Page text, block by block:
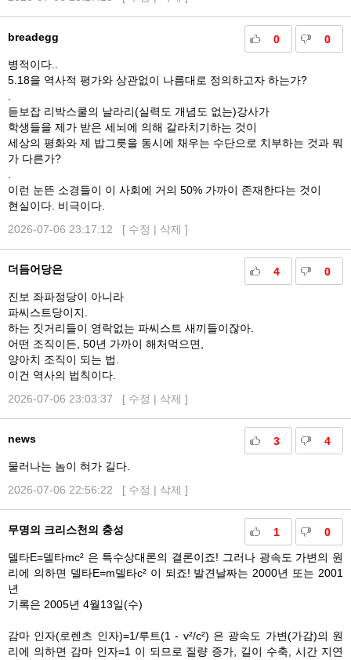
0 0
breadegg
병적이다..
5.18을 역사적 평가와 상관없이 나름대로 정의하고자 하는가?
듣보잡 리박스쿨의 날라리(실력도 개념도 없는)강사가
학생들을 제가 받은 세뇌에 의해 갈라치기하는 것이
세상의 평화와 제 밥그릇을 동시에 채우는 수단으로 치부하는 것과 뭐
가 다른가?
이런 눈뜬 소경들이 이 사회에 거의 50% 가까이 존재한다는 것이
현실이다. 비극이다.
2026-07-06 23:17:12 [ 수정 | 삭제 ]
4 0
더듬어당은
진보 좌파정당이 아니라
파씨스트당이지.
하는 짓거리들이 영락없는 파씨스트 새끼들이잖아.
어떤 조직이든, 50년 가까이 해처먹으면,
양아치 조직이 되는 법.
이건 역사의 법칙이다.
2026-07-06 23:03:37 [ 수정 | 삭제 ]
3 4
news
물러나는 놈이 혀가 길다.
2026-07-06 22:56:22 [ 수정 | 삭제 ]
1 0
무명의 크리스천의 충성
델타E=델타mc² 은 특수상대론의 결론이죠! 그러나 광속도 가변의 원
리에 의하면 델타E=m델타c² 이 되죠! 발견날짜는 2000년 또는 2001
년
기록은 2005년 4월13일(수)
감마 인자(로렌츠 인자)=1/루트(1 - v²/c²) 은 광속도 가변(가감)의 원
리에 의하면 감마 인자=1 이 되므로 질량 증가, 길이 수축, 시간 지연